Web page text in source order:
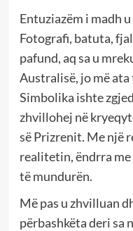
Entuziazëm i madh
Fotografi, batuta,
pafund, aq sa u
Australisë, jo më ata
Simbolika ishte
zhvillohej në
së Prizrenit. Me një
realitetin, ëndrra me
të mundurën.
Më pas u zhvilluan
përbashkëta deri sa